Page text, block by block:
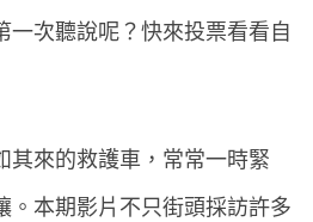
一次聽說呢？快來投票看看自
其來的救護車，常常一時緊
。本期影片不只街頭採訪許多